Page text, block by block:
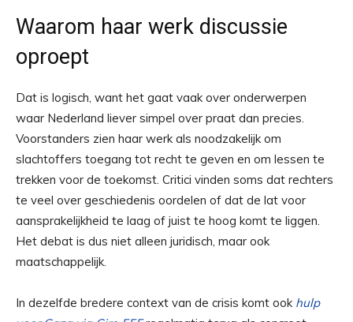
Waarom haar werk discussie
oproept
Dat is logisch, want het gaat vaak over onderwerpen
waar Nederland liever simpel over praat dan precies.
Voorstanders zien haar werk als noodzakelijk om
slachtoffers toegang tot recht te geven en om lessen te
trekken voor de toekomst. Critici vinden soms dat rechters
te veel over geschiedenis oordelen of dat de lat voor
aansprakelijkheid te laag of juist te hoog komt te liggen.
Het debat is dus niet alleen juridisch, maar ook
maatschappelijk.
In dezelfde bredere context van de crisis komt ook hulp